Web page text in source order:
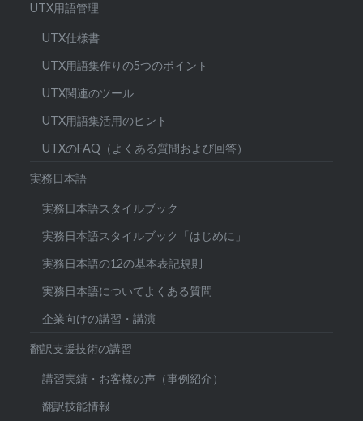
UTX用語管理
UTX仕様書
UTX用語集作りの5つのポイント
UTX関連のツール
UTX用語集活用のヒント
UTXのFAQ（よくある質問および回答）
実務日本語
実務日本語スタイルブック
実務日本語スタイルブック「はじめに」
実務日本語の12の基本表記規則
実務日本語についてよくある質問
企業向けの講習・講演
翻訳支援技術の講習
講習実績・お客様の声（事例紹介）
翻訳技能情報